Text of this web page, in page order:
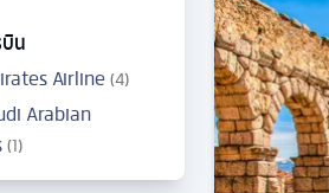
น
Airline 4
Arabian
1